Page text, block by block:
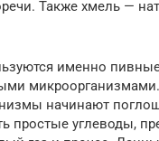
Также хмель —
именно
начинают
простые углеводы,